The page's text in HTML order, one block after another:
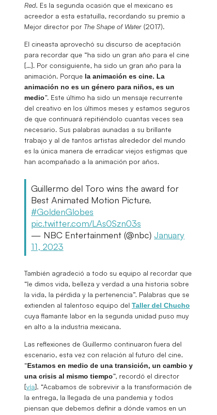
Red. Es la segunda ocasión que el mexicano es
acreedor a esta estatuilla, recordando su premio a
Mejor director por The Shape of Water (2017).
El cineasta aprovechó su discurso de aceptación
para recordar que “ha sido un gran año para el cine
[…]. Por consiguiente, ha sido un gran año para la
animación. Porque la animación es cine. La
animación no es un género para niños, es un
medio”. Este último ha sido un mensaje recurrente
del creativo en los últimos meses y estamos seguros
de que continuará repitiéndolo cuantas veces sea
necesario. Sus palabras aunadas a su brillante
trabajo y al de tantos artistas alrededor del mundo
es la única manera de erradicar viejos estigmas que
han acompañado a la animación por años.
Guillermo del Toro wins the award for
Best Animated Motion Picture.
#GoldenGlobes
pic.twitter.com/LAs0Szn03s
— NBC Entertainment (@nbc) January
11, 2023
También agradeció a todo su equipo al recordar que
“le dimos vida, belleza y verdad a una historia sobre
la vida, la pérdida y la pertenencia”. Palabras que se
extienden al talentoso equipo del Taller del Chucho
cuya flamante labor en la segunda unidad puso muy
en alto a la industria mexicana.
Las reflexiones de Guillermo continuaron fuera del
escenario, esta vez con relación al futuro del cine.
“Estamos en medio de una transición, un cambio y
una crisis al mismo tiempo”, recordó el director
[vía]. “Acabamos de sobrevivir a la transformación de
la entrega, la llegada de una pandemia y todos
piensan que debemos definir a dónde vamos en un